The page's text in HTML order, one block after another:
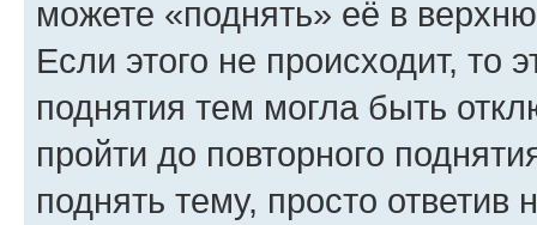
можете «поднять» её в
Если этого не происходит, то
поднятия тем могла быть
пройти до повторного
поднять тему, просто ответив